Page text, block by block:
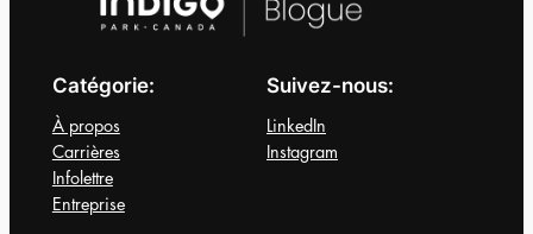
Catégorie:
À propos
Carrières
Infolettre
Entreprise
Suivez-nous:
LinkedIn
Instagram